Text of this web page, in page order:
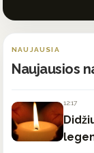
NAUJAUSIA
Naujausios
12:17